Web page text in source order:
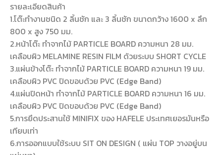
รายละเอียดสินค้า
1.โต๊ะทำงานชนิด 2 ลิ้นชัก และ 3 ลิ้นชัก ขนาดกว้าง 1600 x ลึก
800 x สูง 750 มม.
2.หน้าโต๊ะ ทำจากไม้ PARTICLE BOARD ความหนา 28 มม.
เคลือบผิว MELAMINE RESIN FILM ด้วยระบบ SHORT CYCLE
3.แผ่นข้างโต๊ะ ทำจากไม้ PARTICLE BOARD ความหนา 19 มม.
เคลือบผิว PVC ปิดขอบด้วย PVC (Edge Band)
4.แผ่นปิดหน้า ทำจากไม้ PARTICLE BOARD ความหนา 16 มม.
เคลือบผิว PVC ปิดขอบด้วย PVC (Edge Band)
5.การยึดประสานใช้ MINIFIX ของ HAFELE ประเทศเยอรมันหรือ
เทียบเท่า
6.การออกแบบใช้ระบบ SIT ON DESIGN ( แผ่น TOP วางอยู่บน